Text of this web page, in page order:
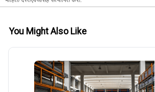
You Might Also Like